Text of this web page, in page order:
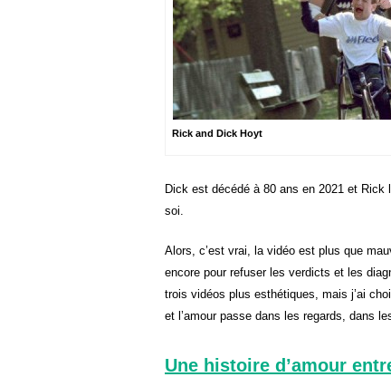
Rick and Dick Hoyt
Dick est décédé à 80 ans en 2021 et Rick
soi.
Alors, c’est vrai, la vidéo est plus que
encore pour refuser les verdicts et les
trois vidéos plus esthétiques, mais j’ai
et l’amour passe dans les regards, dans
Une histoire d’amour